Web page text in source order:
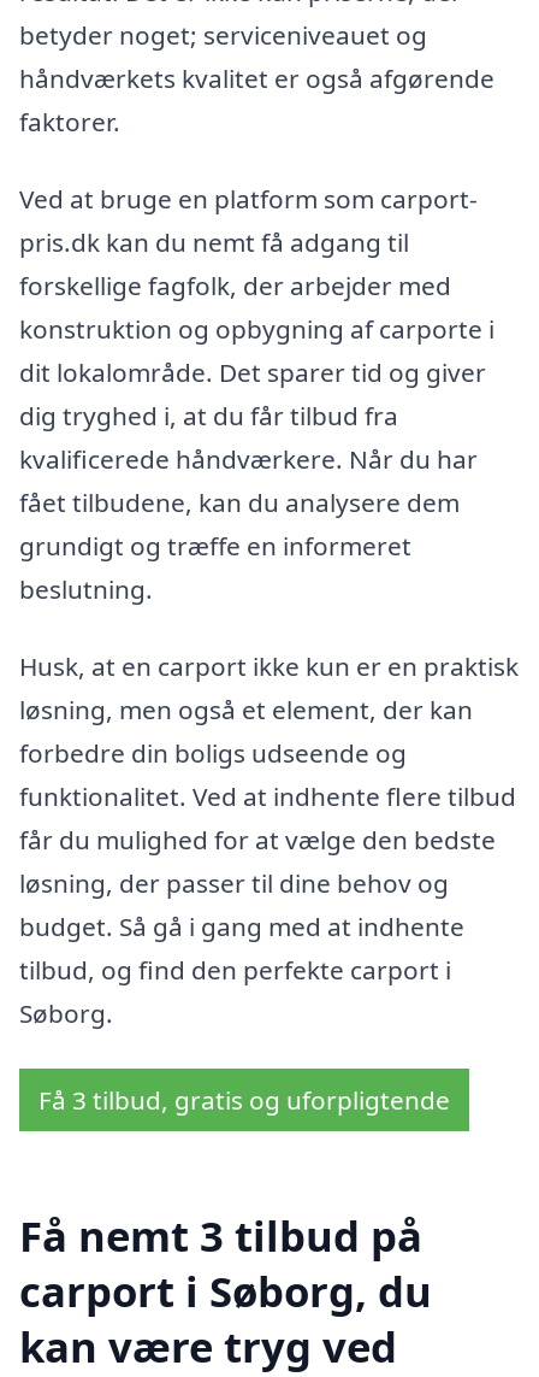
betyder noget; serviceniveauet og
håndværkets kvalitet er også afgørende
faktorer.
Ved at bruge en platform som carport-
pris.dk kan du nemt få adgang til
forskellige fagfolk, der arbejder med
konstruktion og opbygning af carporte i
dit lokalområde. Det sparer tid og giver
dig tryghed i, at du får tilbud fra
kvalificerede håndværkere. Når du har
fået tilbudene, kan du analysere dem
grundigt og træffe en informeret
beslutning.
Husk, at en carport ikke kun er en praktisk
løsning, men også et element, der kan
forbedre din boligs udseende og
funktionalitet. Ved at indhente flere tilbud
får du mulighed for at vælge den bedste
løsning, der passer til dine behov og
budget. Så gå i gang med at indhente
tilbud, og find den perfekte carport i
Søborg.
Få 3 tilbud, gratis og uforpligtende
Få nemt 3 tilbud på
carport i Søborg, du
kan være tryg ved